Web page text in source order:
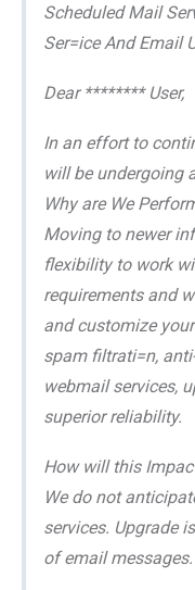
Scheduled Mail
Ser=ice And Email
Dear ******** User,
In an effort to
will be undergoing
Why are We
Moving to newer
flexibility to work
requirements and
and customize
spam filtrati=n,
webmail services,
superior reliability.
How will this
We do not
services. Upgrade
of email messages.